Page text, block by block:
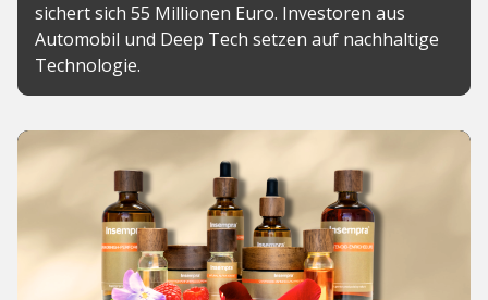
sichert sich 55 Millionen Euro. Investoren aus
Automobil und Deep Tech setzen auf nachhaltige
Technologie.